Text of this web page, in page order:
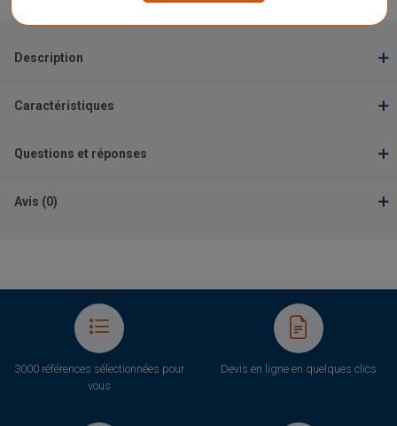
Description
Caractéristiques
Questions et réponses
Avis (0)
3000 références sélectionnées pour
vous
Devis en ligne en quelques clics